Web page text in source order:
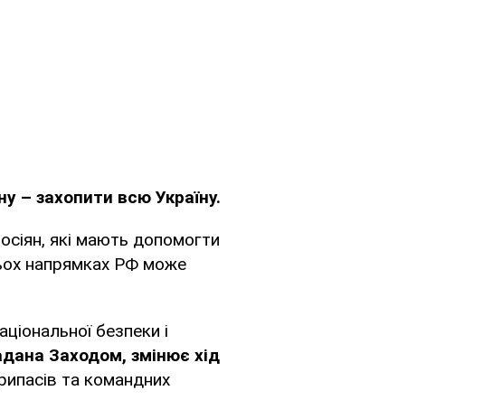
– захопити всю Україну.
які мають допомогти
напрямках РФ може
безпеки і
Заходом, змінює хід
та командних